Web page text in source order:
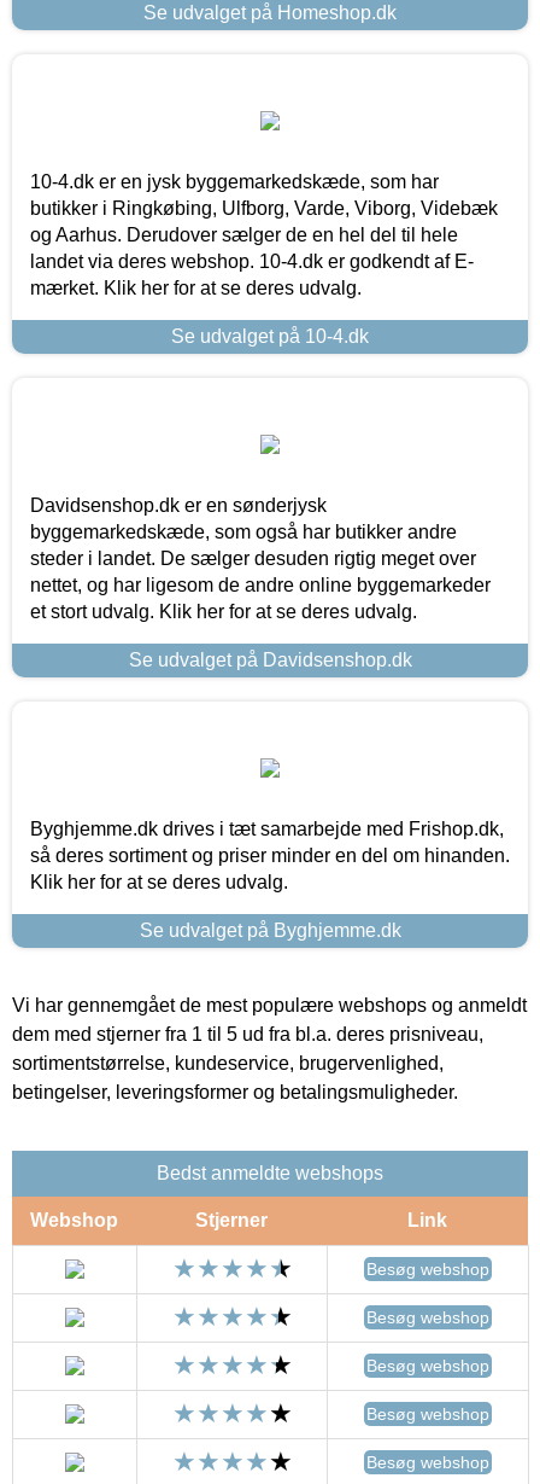
Se udvalget på Homeshop.dk
10-4.dk er en jysk byggemarkedskæde, som har
butikker i Ringkøbing, Ulfborg, Varde, Viborg, Videbæk
og Aarhus. Derudover sælger de en hel del til hele
landet via deres webshop. 10-4.dk er godkendt af E-
mærket. Klik her for at se deres udvalg.
Se udvalget på 10-4.dk
Davidsenshop.dk er en sønderjysk
byggemarkedskæde, som også har butikker andre
steder i landet. De sælger desuden rigtig meget over
nettet, og har ligesom de andre online byggemarkeder
et stort udvalg. Klik her for at se deres udvalg.
Se udvalget på Davidsenshop.dk
Byghjemme.dk drives i tæt samarbejde med Frishop.dk,
så deres sortiment og priser minder en del om hinanden.
Klik her for at se deres udvalg.
Se udvalget på Byghjemme.dk
Vi har gennemgået de mest populære webshops og anmeldt
dem med stjerner fra 1 til 5 ud fra bl.a. deres prisniveau,
sortimentstørrelse, kundeservice, brugervenlighed,
betingelser, leveringsformer og betalingsmuligheder.
Bedst anmeldte webshops
Webshop Stjerner Link
Besøg webshop
Besøg webshop
Besøg webshop
Besøg webshop
Besøg webshop